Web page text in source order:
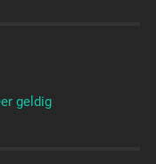
geldig